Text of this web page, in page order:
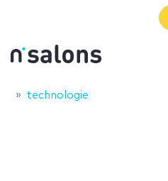
technologie